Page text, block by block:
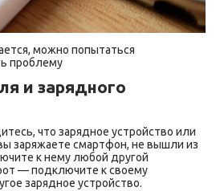
можно попытаться
проблему
и зарядного
что зарядное устройство или
заряжаете смартфон, не вышли из
к нему любой другой
— подключите к своему
зарядное устройство.